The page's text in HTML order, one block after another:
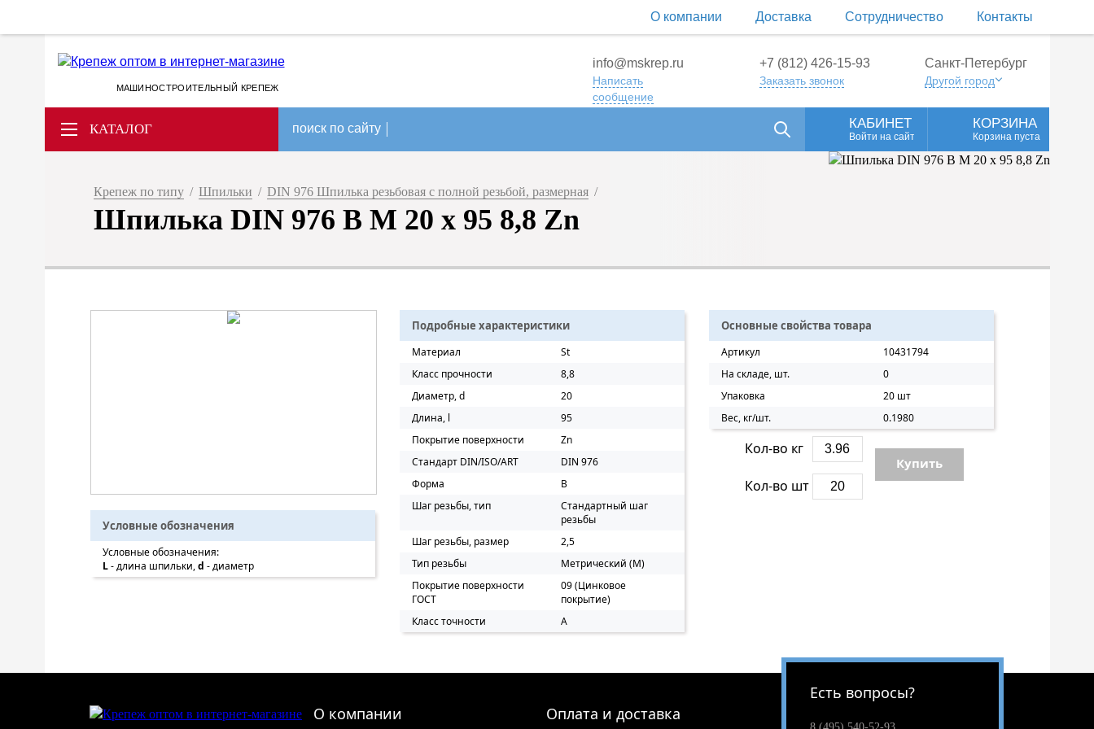
О компании Доставка Сотрудничество Контакты
МАШИНОСТРОИТЕЛЬНЫЙ КРЕПЕЖ
info@mskrep.ru
Написать
сообщение
+7 (812) 426-15-93
Заказать звонок
Санкт-Петербург
Другой город
КАТАЛОГ поиск по сайту КАБИНЕТ
Войти на сайт
КОРЗИНА
Корзина пуста
Крепеж по типу / Шпильки / DIN 976 Шпилька резьбовая с полной резьбой, размерная /
Шпилька DIN 976 B M 20 х 95 8,8 Zn
Условные обозначения
Условные обозначения:
L- длина шпильки,d - диаметр
Подробные характеристики
Материал
St
Класс прочности
8,8
Диаметр, d
20
Длина, l
95
Покрытие поверхности
Zn
Стандарт DIN/ISO/ART
DIN 976
Форма
B
Шаг резьбы, тип
Стандартный шаг
резьбы
Шаг резьбы, размер
2,5
Тип резьбы
Метрический (M)
Покрытие поверхности
ГОСТ
09 (Цинковое
покрытие)
Класс точности
A
Основные свойства товара
Артикул
10431794
На складе, шт.
0
Упаковка
20 шт
Вес, кг/шт.
0.1980
Кол-во кг
Кол-во шт
Купить
О компании Оплата и доставка
Есть вопросы?